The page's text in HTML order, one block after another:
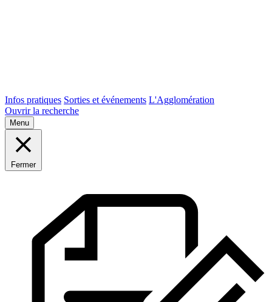
Infos pratiques Sorties et événements L'Agglomération
Ouvrir la recherche
Menu
Fermer